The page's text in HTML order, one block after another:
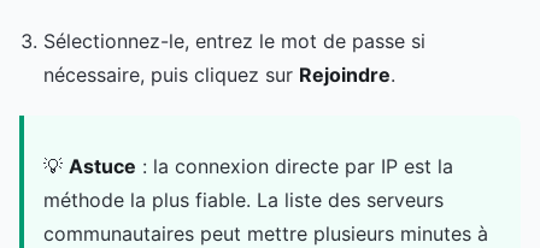
Sélectionnez-le, entrez le mot de passe si
nécessaire, puis cliquez sur Rejoindre.
💡 Astuce : la connexion directe par IP est la
méthode la plus fiable. La liste des serveurs
communautaires peut mettre plusieurs minutes à